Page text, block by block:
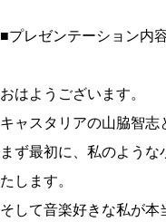
■プレゼンテーション内
おはようございます。
キャスタリアの山脇智志
まず最初に、私のよう
たします。
そして音楽好きな私が